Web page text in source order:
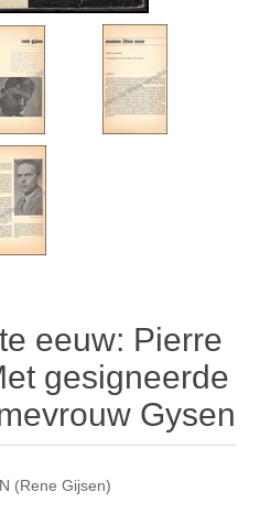
eeuw: Pierre
gesigneerde
Gysen
(Rene Gijsen)